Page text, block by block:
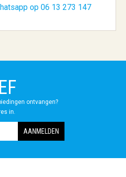
op 06 13 273 147
ontvangen?
in.